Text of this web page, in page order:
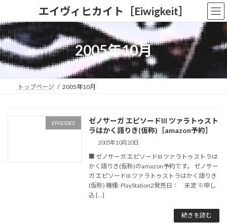
テ
ン
ツ
へ
ス
ゲ
ー
シ
ョ
ン
エイヴィヒカイト［Eiwigkeit］
2005年10月
トップページ 2005年10月
EPISODE3
ゼノサーガ エピソードIII ツァラトゥスト
ラはかく語りき(仮称)［amazon予約］
2005年10月20日
■ ゼノサーガ エピソードIII ツァラトゥストラは
かく語りき(仮称)のamazon予約です。 ゼノサー
ガ エピソードIII ツァラトゥストラはかく語りき
(仮称) 機種: PlayStation2発売日： 未定 ※申し
込 […]
続きを読む